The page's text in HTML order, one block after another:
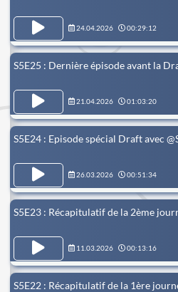
24.04.2026 00:29:12
S5E25 : Dernière épisode avant la
21.04.2026 01:03:20
S5E24 : Episode spécial Draft avec
26.03.2026 00:51:34
S5E23 : Récapitulatif de la 2ème
11.03.2026 00:13:16
S5E22 : Récapitulatif de la 1ère